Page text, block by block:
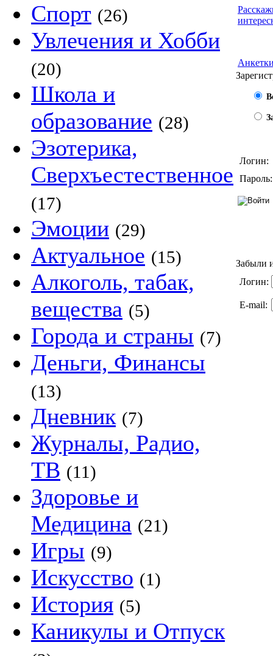
Спорт (26)
Увлечения и Хобби
(20)
Школа и
образование (28)
Эзотерика,
Сверхъестественное
(17)
Эмоции (29)
Актуальное (15)
Алкоголь, табак,
вещества (5)
Города и страны (7)
Деньги, Финансы
(13)
Дневник (7)
Журналы, Радио,
ТВ (11)
Здоровье и
Медицина (21)
Игры (9)
Искусство (1)
История (5)
Каникулы и Отпуск
Логин:
Пароль:
Забыли
Логин:
E-mail: